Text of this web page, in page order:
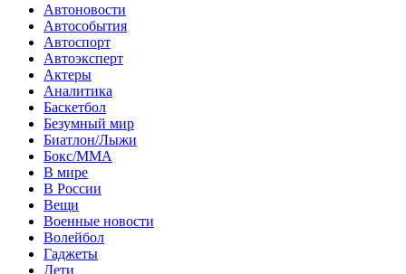
Автоновости
Автособытия
Автоспорт
Автоэксперт
Актеры
Аналитика
Баскетбол
Безумный мир
Биатлон/Лыжи
Бокс/MMA
В мире
В России
Вещи
Военные новости
Волейбол
Гаджеты
Дети